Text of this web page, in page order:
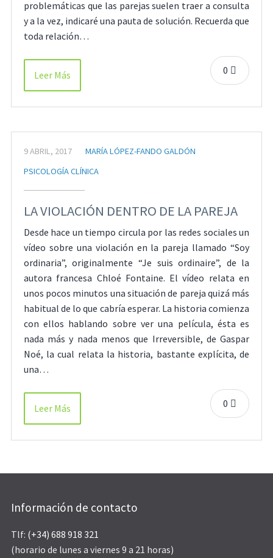
problemáticas que las parejas suelen traer a consulta
y a la vez, indicaré una pauta de solución. Recuerda que
toda relación…
0
Leer Más
9 ABRIL, 2017
MARÍA LÓPEZ-FANDO GALDÓN
PSICOLOGÍA CLÍNICA
LA VIOLACIÓN DENTRO DE LA PAREJA
Desde hace un tiempo circula por las redes sociales un
vídeo sobre una violación en la pareja llamado “Soy
ordinaria”, originalmente “Je suis ordinaire”, de la
autora francesa Chloé Fontaine. El vídeo relata en
unos pocos minutos una situación de pareja quizá más
habitual de lo que cabría esperar. La historia comienza
con ellos hablando sobre ver una película, ésta es
nada más y nada menos que Irreversible, de Gaspar
Noé, la cual relata la historia, bastante explícita, de
una…
0
Leer Más
Información de contacto
Tlf: (+34) 688 918 321
(horario de lunes a viernes 9 a 21 horas)